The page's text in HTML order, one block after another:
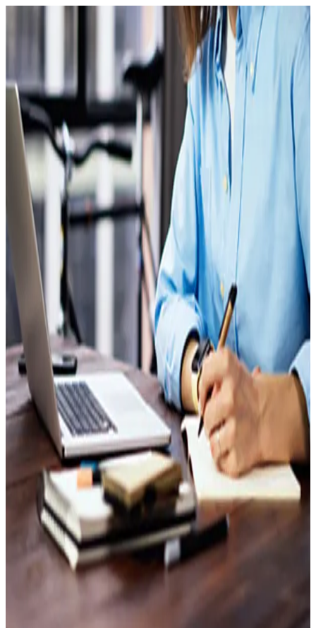
Recherchez un marché, une entreprise, un insight...
À propos
Connexion
Vos enjeux
Solutions
Marchés
Insights
Contactez-nous
Ressources & Insights
Insights vidéo
Publications
Des études qui vous apportent les données, les outils et
les perspectives nécessaires pour orienter chaque
décision.
Études sur mesure
Des experts qui élaborent avec vous des solutions sur
mesure, pensées pour relever vos défis spécifiques.
Plateforme XERFI Foresight